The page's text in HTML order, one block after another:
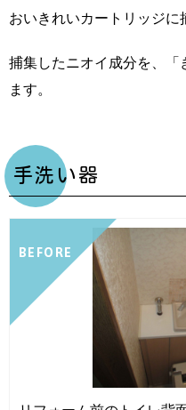
おいきれいカートリッジに
捕集したニオイ成分を、「
ます。
手洗い器
BEFORE